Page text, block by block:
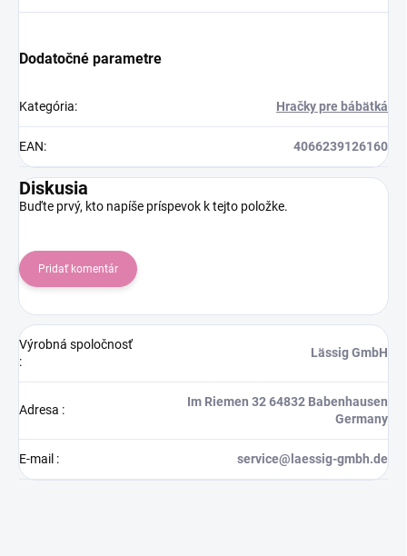
Dodatočné parametre
Kategória: Hračky pre bábätká
EAN: 4066239126160
Diskusia
Buďte prvý, kto napíše príspevok k tejto položke.
Pridať komentár
Výrobná spoločnosť
:
Lässig GmbH
Adresa :
Im Riemen 32 64832 Babenhausen
Germany
E-mail : service@laessig-gmbh.de